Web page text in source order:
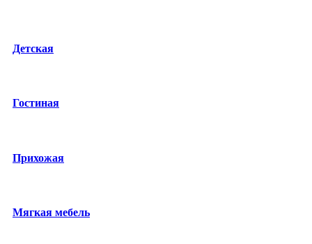
Детская
Гостиная
Прихожая
Мягкая мебель